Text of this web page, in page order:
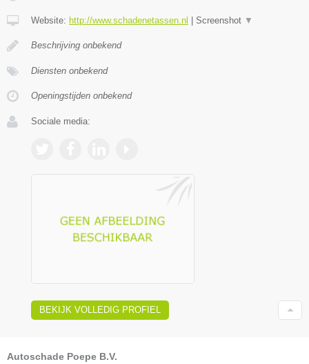
Website: http://www.schadenetassen.nl Screenshot ▼
Beschrijving onbekend
Diensten onbekend
Openingstijden onbekend
Sociale media:
BEKIJK VOLLEDIG PROFIEL
Autoschade Poepe B.V.